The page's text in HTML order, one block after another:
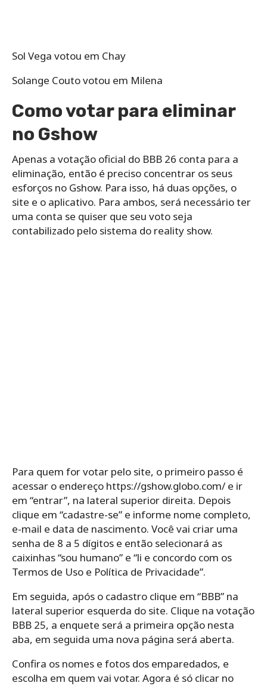
Sol Vega votou em Chay
Solange Couto votou em Milena
Como votar para eliminar
no Gshow
Apenas a votação oficial do BBB 26 conta para a
eliminação, então é preciso concentrar os seus
esforços no Gshow. Para isso, há duas opções, o
site e o aplicativo. Para ambos, será necessário ter
uma conta se quiser que seu voto seja
contabilizado pelo sistema do reality show.
Para quem for votar pelo site, o primeiro passo é
acessar o endereço https://gshow.globo.com/ e ir
em “entrar”, na lateral superior direita. Depois
clique em “cadastre-se” e informe nome completo,
e-mail e data de nascimento. Você vai criar uma
senha de 8 a 5 dígitos e então selecionará as
caixinhas “sou humano” e “li e concordo com os
Termos de Uso e Política de Privacidade”.
Em seguida, após o cadastro clique em “BBB” na
lateral superior esquerda do site. Clique na votação
BBB 25, a enquete será a primeira opção nesta
aba, em seguida uma nova página será aberta.
Confira os nomes e fotos dos emparedados, e
escolha em quem vai votar. Agora é só clicar no